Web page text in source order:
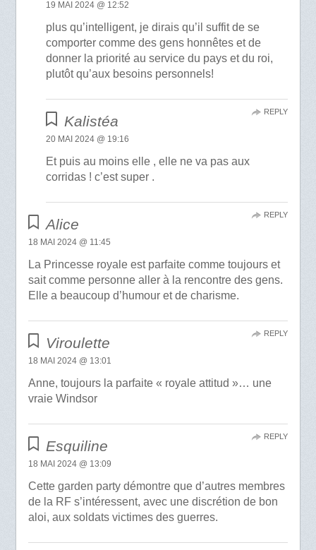
19 MAI 2024 @ 12:52
plus qu’intelligent, je dirais qu’il suffit de se
comporter comme des gens honnêtes et de
donner la priorité au service du pays et du roi,
plutôt qu’aux besoins personnels!
Kalistéa
20 MAI 2024 @ 19:16
Et puis au moins elle , elle ne va pas aux
corridas ! c’est super .
REPLY
Alice
18 MAI 2024 @ 11:45
La Princesse royale est parfaite comme toujours et
sait comme personne aller à la rencontre des gens.
Elle a beaucoup d’humour et de charisme.
REPLY
Viroulette
18 MAI 2024 @ 13:01
Anne, toujours la parfaite « royale attitud »… une
vraie Windsor
REPLY
Esquiline
18 MAI 2024 @ 13:09
Cette garden party démontre que d’autres membres
de la RF s’intéressent, avec une discrétion de bon
aloi, aux soldats victimes des guerres.
REPLY